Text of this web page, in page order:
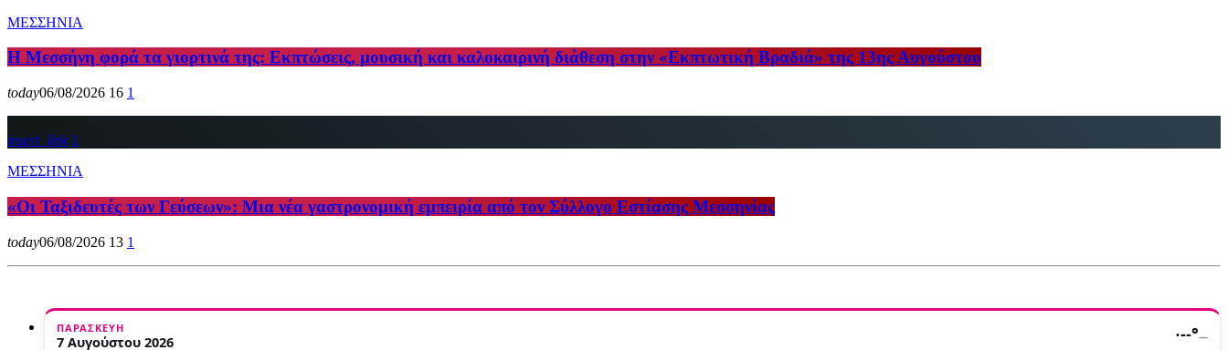
ΜΕΣΣΗΝΙΑ
Η Μεσσήνη φορά τα γιορτινά της: Εκπτώσεις, μουσική και καλοκαιρινή διάθεση στην «Εκπτωτική Βραδιά» της 13ης Αυγούστου
today06/08/2026 16 1
insert_link 1
ΜΕΣΣΗΝΙΑ
«Οι Ταξιδευτές των Γεύσεων»: Μια νέα γαστρονομική εμπειρία από τον Σύλλογο Εστίασης Μεσσηνίας
today06/08/2026 13 1
ΠΑΡΑΣΚΕΥΉ
7 Αυγούστου 2026 ·--°—